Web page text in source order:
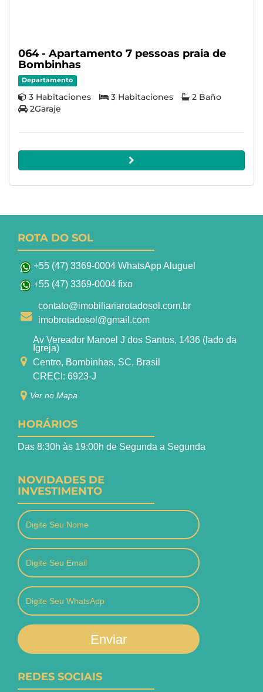
064 - Apartamento 7 pessoas praia de
Bombinhas
Departamento
3 Habitaciones 3 Habitaciones
2 Baño
2Garaje
ROTA DO SOL
+55 (47) 3369-0004 WhatsApp Aluguel
+55 (47) 3369-0004 fixo
contato@imobiliariarotadosol.com.br
imobrotadosol@gmail.com
Av Vereador Manoel J dos Santos, 1436 (lado da
Igreja)
Centro, Bombinhas, SC, Brasil
CRECI: 6923-J
Ver no Mapa
HORÁRIOS
Das 8:30h às 19:00h de Segunda a Segunda
NOVIDADES DE
INVESTIMENTO
Enviar
REDES SOCIAIS